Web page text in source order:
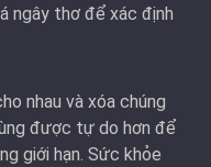
ngây thơ để xác định
nhau và xóa chúng
được tự do hơn để
giới hạn. Sức khỏe